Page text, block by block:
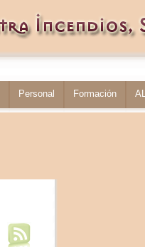
Personal Formación